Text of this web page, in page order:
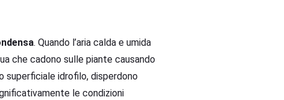
. Quando l’aria calda e umida
che cadono sulle piante causando
superficiale idrofilo, disperdono
le condizioni